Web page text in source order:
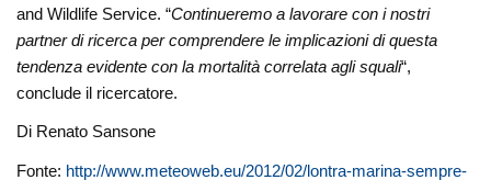
and Wildlife Service. “Continueremo a lavorare con i nostri
partner di ricerca per comprendere le implicazioni di questa
tendenza evidente con la mortalità correlata agli squali“,
conclude il ricercatore.
Di Renato Sansone
Fonte: http://www.meteoweb.eu/2012/02/lontra-marina-sempre-